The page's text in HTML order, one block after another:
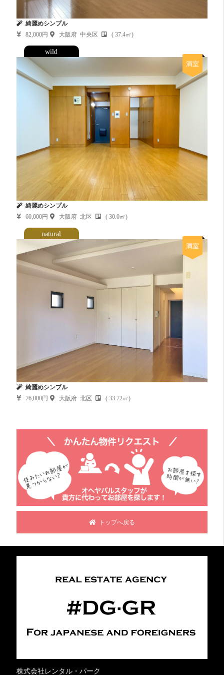
綺麗めシンプル
82,000円
大阪府 中央区 ( 37.4㎡)
wild
満室
綺麗めシンプル
60,000円
大阪府 北区 ( 30.0㎡)
natural
満室
綺麗めシンプル
76,000円
大阪府 北区 ( 33.72㎡)
トップへ戻る
株式会社レンタル・パーク